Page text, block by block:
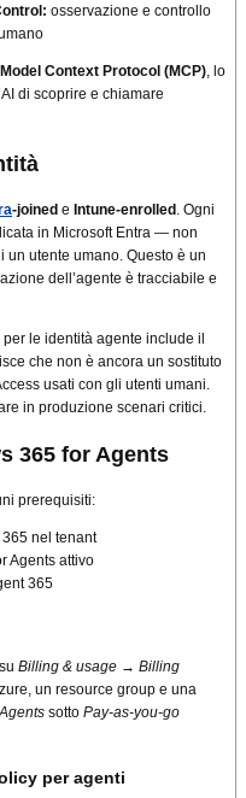
osservazione e controllo
Model Context Protocol (MCP), lo
di scoprire e chiamare
-joined e Intune-enrolled . Ogni
in Microsoft Entra — non
un utente umano. Questo è un
dell’agente è tracciabile e
le identità agente include il
che non è ancora un sostituto
usati con gli utenti umani.
in produzione scenari critici.
365 for Agents
prerequisiti:
nel tenant
Agents attivo
365
Billing & usage → Billing
un resource group e una
sotto Pay-as-you-go
per agenti